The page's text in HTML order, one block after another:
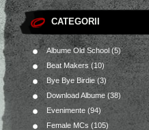
CATEGORII
Albume Old School(5)
Beat Makers(10)
Bye Bye Birdie(3)
Download Albume (38)
Evenimente (94)
Female MCs (105)